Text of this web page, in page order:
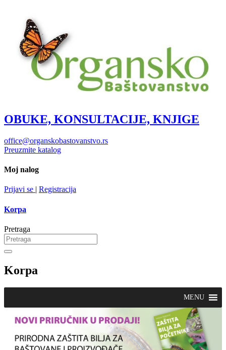
OBUKE, KONSULTACIJE, KNJIGE
office@organskobastovanstvo.rs
Preuzmite katalog
Moj nalog
Prijavi se | Registracija
Korpa
Pretraga
Korpa
MENU